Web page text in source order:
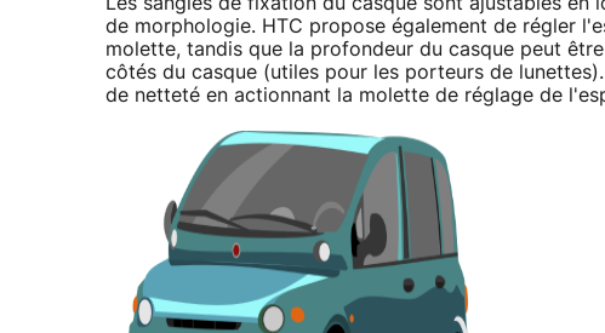
de morphologie. HTC propose également de régler
molette, tandis que la profondeur du casque peut
côtés du casque (utiles pour les porteurs de
de netteté en actionnant la molette de réglage de